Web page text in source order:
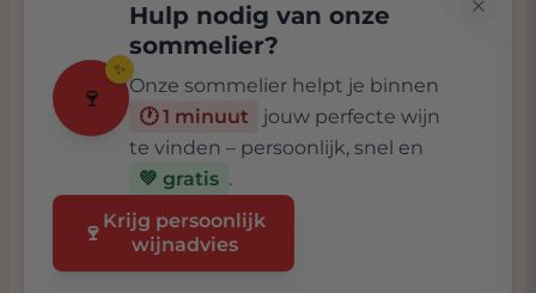
🍷
✨
Hulp nodig van onze
sommelier?
Onze sommelier helpt je binnen
🕐 1 minuut
jouw perfecte wijn
te vinden – persoonlijk, snel en
💚 gratis .
🍷 Krijg persoonlijk
wijnadvies